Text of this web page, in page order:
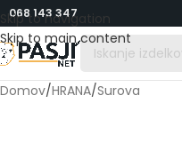
Skip to navigation
Skip to main content
068 143 347
Domov/HRANA/Surova